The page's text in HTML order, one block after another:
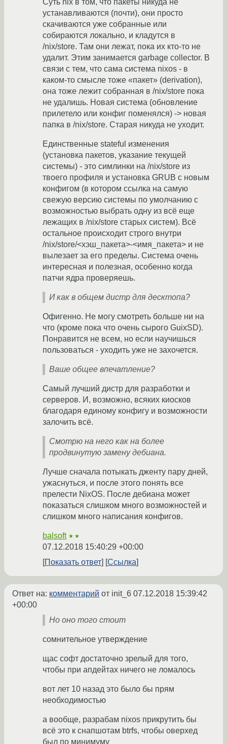
Суть nix в том, что пакеты никуда не
устанавливаются (почти), они просто
скачиваются уже собранные или
собираются локально, и кладутся в
/nix/store. Там они лежат, пока их кто-то не
удалит. Этим занимается garbage collector. В
связи с тем, что сама система nixos - в
каком-то смысле тоже «пакет» (derivation),
она тоже лежит собранная в /nix/store пока
не удалишь. Новая система (обновление
прилетело или конфиг поменялся) -> новая
папка в /nix/store. Старая никуда не уходит.
Единственные stateful изменения
(установка пакетов, указание текущей
системы) - это симлинки на /nix/store из
твоего профиля и установка GRUB с новым
конфигом (в котором ссылка на самую
свежую версию системы по умолчанию с
возможностью выбрать одну из всё еще
лежащих в /nix/store старых систем). Всё
остальное происходит строго внутри
/nix/store/<хэш_пакета>-<имя_пакета> и не
вылезает за его пределы. Система очень
интересная и полезная, особенно когда
патчи ядра проверяешь.
И как в общем дистр для десктопа?
Офигенно. Не могу смотреть больше ни на
что (кроме пока что очень сырого GuixSD).
Понравится не всем, но если научишься
пользоваться - уходить уже не захочется.
Ваше общее впечатление?
Самый лучший дистр для разработки и
серверов. И, возможно, всяких киосков
благодаря единому конфигу и возможности
залочить всё.
Смотрю на него как на более
продвинутую замену дебиана.
Лучше сначала потыкать дженту пару дней,
ужаснуться, и после этого понять все
прелести NixOS. После дебиана может
показаться слишком много возможностей и
слишком много написания конфигов.
balsoft ★★
07.12.2018 15:40:29 +00:00
Показать ответ
Ссылка
Ответ на: комментарий от init_6 07.12.2018 15:39:42
+00:00
Но оно того стоит
сомнительное утверждение
щас софт достаточно зрелый для того,
чтобы при апдейтах ничего не ломалось
вот лет 10 назад это было бы прям
необходимостью
а вообще, разрабам nixos прикрутить бы
всё это к снапшотам btrfs, чтобы оверхед
был по минимуму